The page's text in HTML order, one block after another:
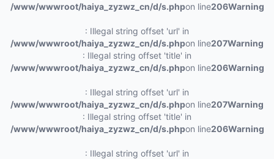
/www/wwwroot/haiya_zyzwz_cn/d/s.phpon line206Warning
: Illegal string offset 'url' in
/www/wwwroot/haiya_zyzwz_cn/d/s.phpon line207Warning
: Illegal string offset 'title' in
/www/wwwroot/haiya_zyzwz_cn/d/s.phpon line206Warning
: Illegal string offset 'url' in
/www/wwwroot/haiya_zyzwz_cn/d/s.phpon line207Warning
: Illegal string offset 'title' in
/www/wwwroot/haiya_zyzwz_cn/d/s.phpon line206Warning
: Illegal string offset 'url' in